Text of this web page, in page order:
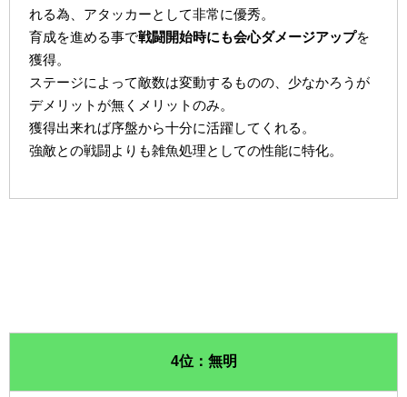
れる為、アタッカーとして非常に優秀。
育成を進める事で戦闘開始時にも会心ダメージアップを
獲得。
ステージによって敵数は変動するものの、少なかろうが
デメリットが無くメリットのみ。
獲得出来れば序盤から十分に活躍してくれる。
強敵との戦闘よりも雑魚処理としての性能に特化。
4位：無明